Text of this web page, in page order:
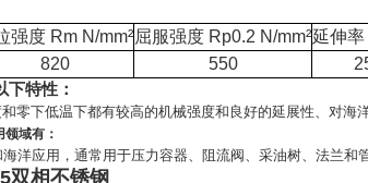
强度 Rm N/mm²屈服强度 Rp0.2 N/mm²延伸率
820 550
下特性：
零下低温下都有较高的机械强度和良好的延展性、对海
域有：
洋应用，通常用于压力容器、阻流阀、采油树、法兰和
双相不锈钢